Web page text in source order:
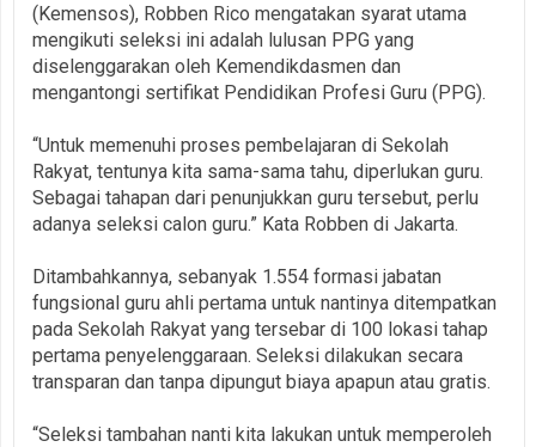
(Kemensos), Robben Rico mengatakan syarat utama
mengikuti seleksi ini adalah lulusan PPG yang
diselenggarakan oleh Kemendikdasmen dan
mengantongi sertifikat Pendidikan Profesi Guru (PPG).
“Untuk memenuhi proses pembelajaran di Sekolah
Rakyat, tentunya kita sama-sama tahu, diperlukan guru.
Sebagai tahapan dari penunjukkan guru tersebut, perlu
adanya seleksi calon guru.” Kata Robben di Jakarta.
Ditambahkannya, sebanyak 1.554 formasi jabatan
fungsional guru ahli pertama untuk nantinya ditempatkan
pada Sekolah Rakyat yang tersebar di 100 lokasi tahap
pertama penyelenggaraan. Seleksi dilakukan secara
transparan dan tanpa dipungut biaya apapun atau gratis.
“Seleksi tambahan nanti kita lakukan untuk memperoleh